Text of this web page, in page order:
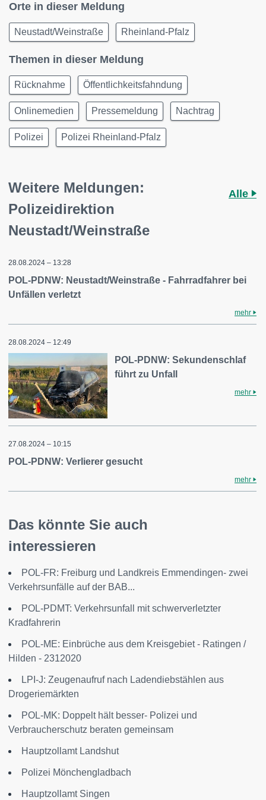
Orte in dieser Meldung
Neustadt/Weinstraße Rheinland-Pfalz
Themen in dieser Meldung
Rücknahme Öffentlichkeitsfahndung
Onlinemedien Pressemeldung Nachtrag
Polizei Polizei Rheinland-Pfalz
Weitere Meldungen:
Polizeidirektion
Neustadt/Weinstraße
Alle
28.08.2024 – 13:28
POL-PDNW: Neustadt/Weinstraße - Fahrradfahrer bei
Unfällen verletzt
mehr
28.08.2024 – 12:49
POL-PDNW: Sekundenschlaf
führt zu Unfall
mehr
27.08.2024 – 10:15
POL-PDNW: Verlierer gesucht
mehr
Das könnte Sie auch
interessieren
POL-FR: Freiburg und Landkreis Emmendingen- zwei
Verkehrsunfälle auf der BAB...
POL-PDMT: Verkehrsunfall mit schwerverletzter
Kradfahrerin
POL-ME: Einbrüche aus dem Kreisgebiet - Ratingen /
Hilden - 2312020
LPI-J: Zeugenaufruf nach Ladendiebstählen aus
Drogeriemärkten
POL-MK: Doppelt hält besser- Polizei und
Verbraucherschutz beraten gemeinsam
Hauptzollamt Landshut
Polizei Mönchengladbach
Hauptzollamt Singen